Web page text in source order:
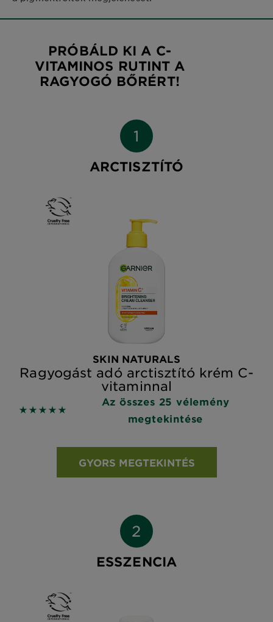
PRÓBÁLD KI A C-
VITAMINOS RUTINT A
RAGYOGÓ BŐRÉRT!
ARCTISZTÍTÓ
SKIN NATURALS
Ragyogást adó arctisztító krém C-
vitaminnal
5 out of 5 stars based on reviews
Az összes 25 vélemény
megtekintése
GYORS MEGTEKINTÉS
ESSZENCIA